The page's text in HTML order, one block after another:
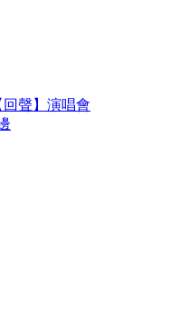
聲】演唱會